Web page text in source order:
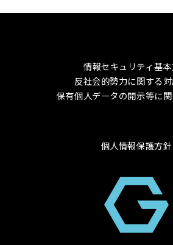
情報セキュリティ基
反社会的勢力に関する
保有個人データの開示等に
個人情報保護方針